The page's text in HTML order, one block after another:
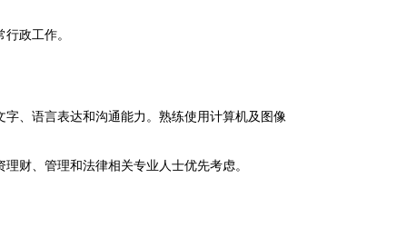
政工作。
、语言表达和沟通能力。熟练使用计算机及图像
财、管理和法律相关专业人士优先考虑。